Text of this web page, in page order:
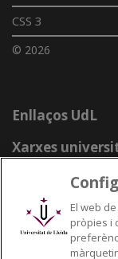
CSS 3
© 2026
Enllaços UdL
Xarxes
El web
pròpies i